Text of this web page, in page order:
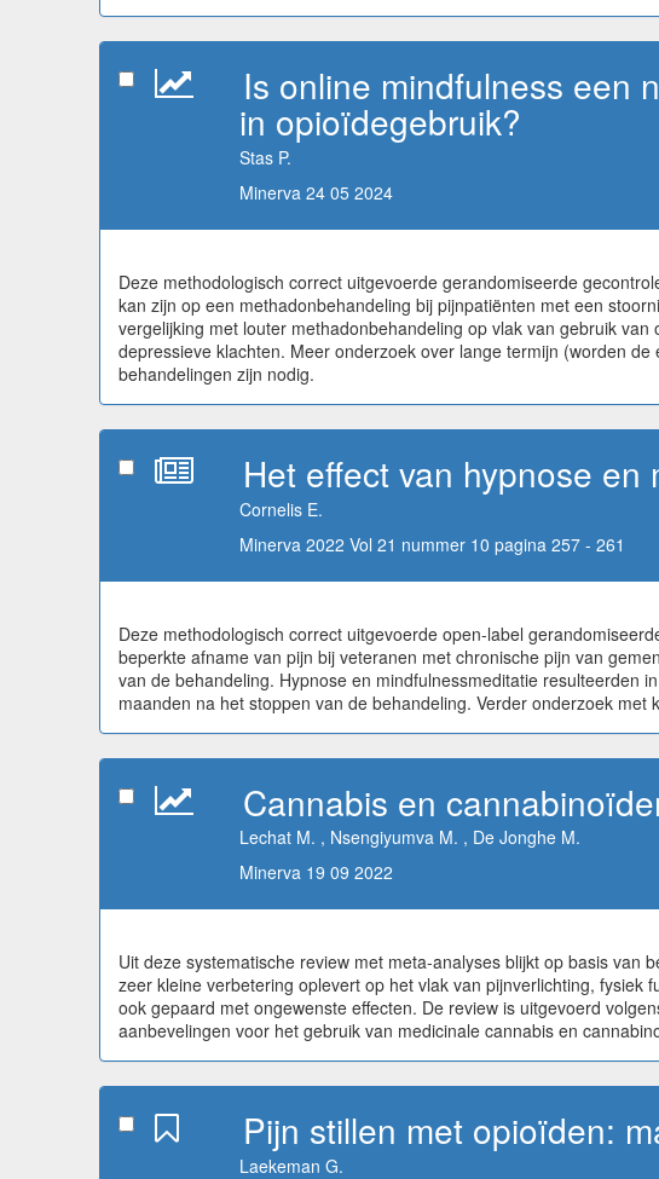
Is online mindfulness een
in opioïdegebruik?
Stas P.
Minerva 24 05 2024
Deze methodologisch correct uitgevoerde gerandomiseerde
kan zijn op een methadonbehandeling bij pijnpatiënten met een
vergelijking met louter methadonbehandeling op vlak van gebruik
depressieve klachten. Meer onderzoek over lange termijn (worden
behandelingen zijn nodig.
Het effect van hypnose
Cornelis E.
Minerva 2022 Vol 21 nummer 10 pagina 257 - 261
Deze methodologisch correct uitgevoerde open-label
beperkte afname van pijn bij veteranen met chronische pijn van
van de behandeling. Hypnose en mindfulnessmeditatie resulteerden
maanden na het stoppen van de behandeling. Verder onderzoek
Cannabis en
Lechat M. , Nsengiyumva M. , De Jonghe M.
Minerva 19 09 2022
Uit deze systematische review met meta-analyses blijkt op basis
zeer kleine verbetering oplevert op het vlak van pijnverlichting,
ook gepaard met ongewenste effecten. De review is uitgevoerd
aanbevelingen voor het gebruik van medicinale cannabis en
Pijn stillen met opioïden:
Laekeman G.